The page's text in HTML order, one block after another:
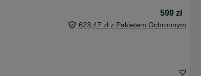
599 zł
623,47 zł z Pakietem Ochronnym